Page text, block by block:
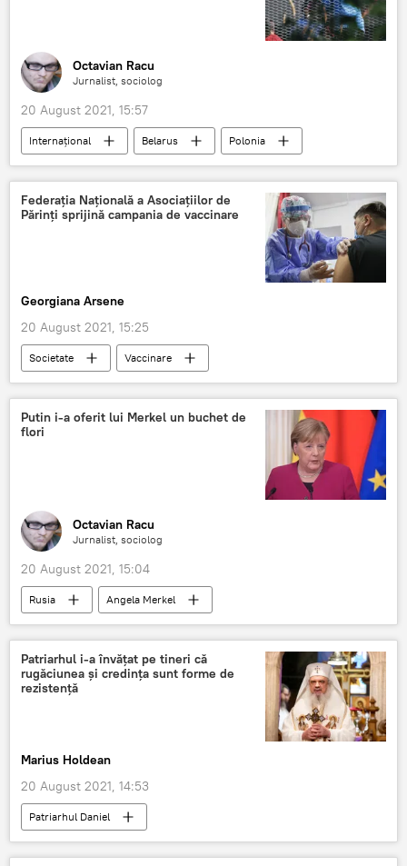
Octavian Racu
Jurnalist, sociolog
20 August 2021, 15:57
Internaţional Belarus
Polonia
Imigranți
Federația Națională a Asociațiilor de
Părinți sprijină campania de vaccinare
Georgiana Arsene
20 August 2021, 15:25
Societate Vaccinare
Putin i-a oferit lui Merkel un buchet de
flori
Octavian Racu
Jurnalist, sociolog
20 August 2021, 15:04
Rusia Angela Merkel
Patriarhul i-a învățat pe tineri că
rugăciunea și credința sunt forme de
rezistență
Marius Holdean
20 August 2021, 14:53
Patriarhul Daniel